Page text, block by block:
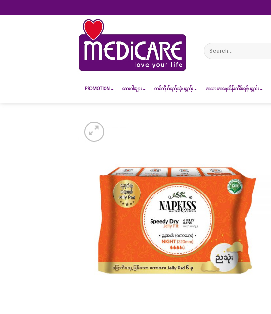
to
Search
for:
PROMOTION ဆေး၀ါးများ တစ်ကိုယ်ရည်သုံးပစ္စည်း အသားအရေထိန်းသိမ်းရန်ပစ္စည်း